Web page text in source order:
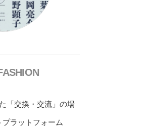
「交換・交流」の場
ラットフォーム